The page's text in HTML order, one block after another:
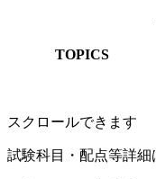
TOPICS
スクロールできます
試験科目・配点等詳細